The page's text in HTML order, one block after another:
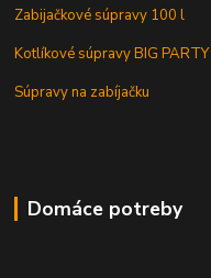
Zabijačkové súpravy 100 l
Kotlíkové súpravy BIG PARTY
Súpravy na zabíjačku
Domáce potreby